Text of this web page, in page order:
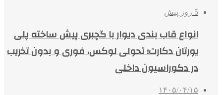
5 روز پیش
انواع قاب بندی دیوار با گچبری پیش ساخته پلی
یورتان دکارت؛ تحولی لوکس، فوری و بدون تخریب
در دکوراسیون داخلی
۱۴۰۵/۰۴/۱۵